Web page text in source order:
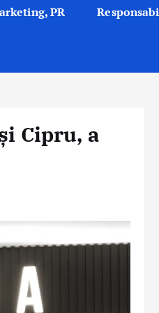
PR
Cipru, a